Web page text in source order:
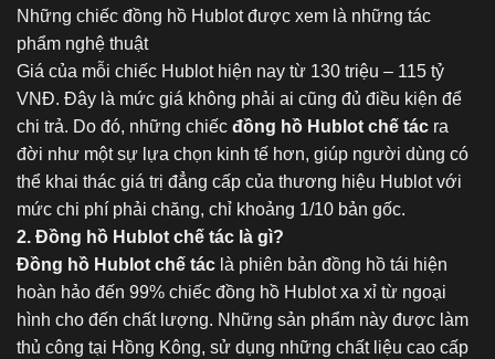
Những chiếc đồng hồ Hublot được xem là những tác
phẩm nghệ thuật
Giá của mỗi chiếc Hublot hiện nay từ 130 triệu – 115 tỷ
VNĐ. Đây là mức giá không phải ai cũng đủ điều kiện để
chi trả. Do đó, những chiếc đồng hồ Hublot chế tác ra
đời như một sự lựa chọn kinh tế hơn, giúp người dùng có
thể khai thác giá trị đẳng cấp của thương hiệu Hublot với
mức chi phí phải chăng, chỉ khoảng 1/10 bản gốc.
2. Đồng hồ Hublot chế tác là gì?
Đồng hồ Hublot chế tác là phiên bản đồng hồ tái hiện
hoàn hảo đến 99% chiếc đồng hồ Hublot xa xỉ từ ngoại
hình cho đến chất lượng. Những sản phẩm này được làm
thủ công tại Hồng Kông, sử dụng những chất liệu cao cấp